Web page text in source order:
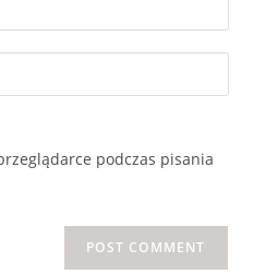
podczas pisania